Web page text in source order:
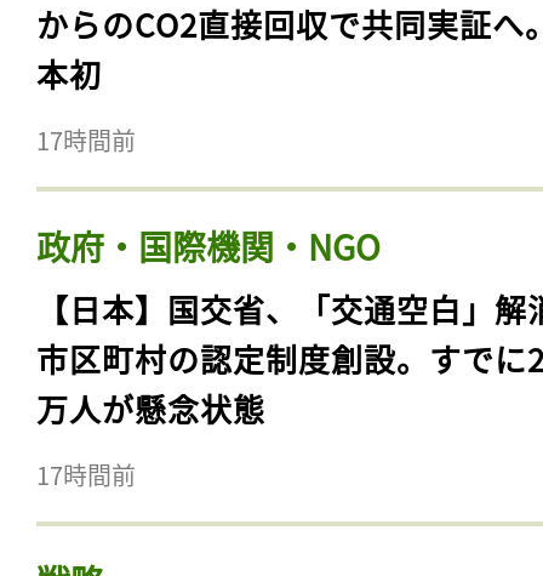
からのCO2直接回収で共同実証へ
本初
17時間前
政府・国際機関・NGO
【日本】国交省、「交通空白」解
市区町村の認定制度創設。すでに
万人が懸念状態
17時間前